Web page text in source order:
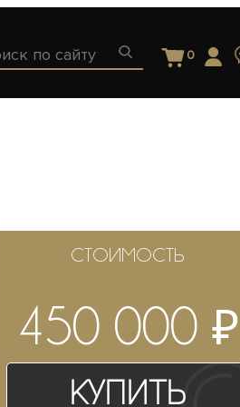
0
СТОИМОСТЬ
450 000 ₽
Купить